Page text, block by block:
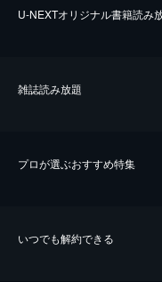
U-NEXTオリジナル書籍読み
雑誌読み放題
プロが選ぶおすすめ特集
いつでも解約できる